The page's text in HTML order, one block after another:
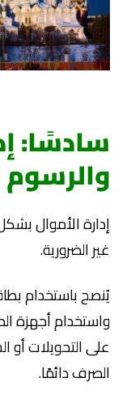
سادسًا:
والرسوم
إدارة الأموال
غير الضرورية.
يُنصح باستخدام
واستخدام أجهزة
على التحويلات أو
الصرف دائمًا.